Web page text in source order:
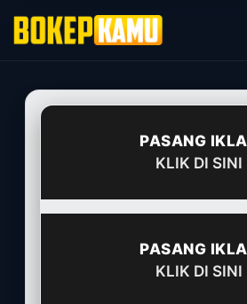
PASANG
KLIK DI SINI
PASANG
KLIK DI SINI